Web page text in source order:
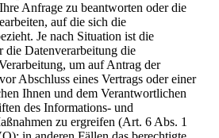
Anfrage zu beantworten oder die
auf die sich die
Je nach Situation ist die
die Datenverarbeitung die
um auf Antrag der
Abschluss eines Vertrags oder einer
Ihnen und dem Verantwortlichen
des Informations- und
zu ergreifen (Art. 6 Abs. 1